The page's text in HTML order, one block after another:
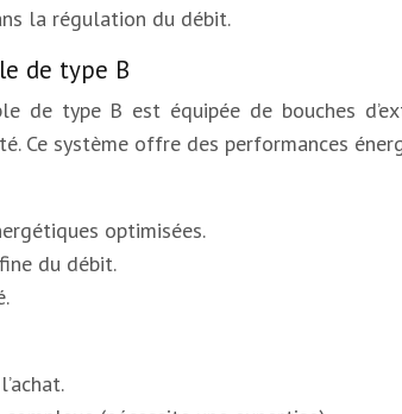
la régulation du débit.
de type B
de type B est équipée de bouches
Ce système offre des performances
optimisées.
du débit.